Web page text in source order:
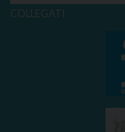
COLLEGATI